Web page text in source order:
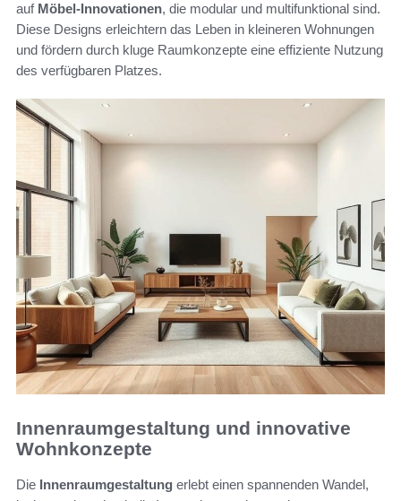
auf Möbel-Innovationen, die modular und multifunktional sind.
Diese Designs erleichtern das Leben in kleineren Wohnungen
und fördern durch kluge Raumkonzepte eine effiziente Nutzung
des verfügbaren Platzes.
Innenraumgestaltung und innovative
Wohnkonzepte
Die Innenraumgestaltung erlebt einen spannenden Wandel,